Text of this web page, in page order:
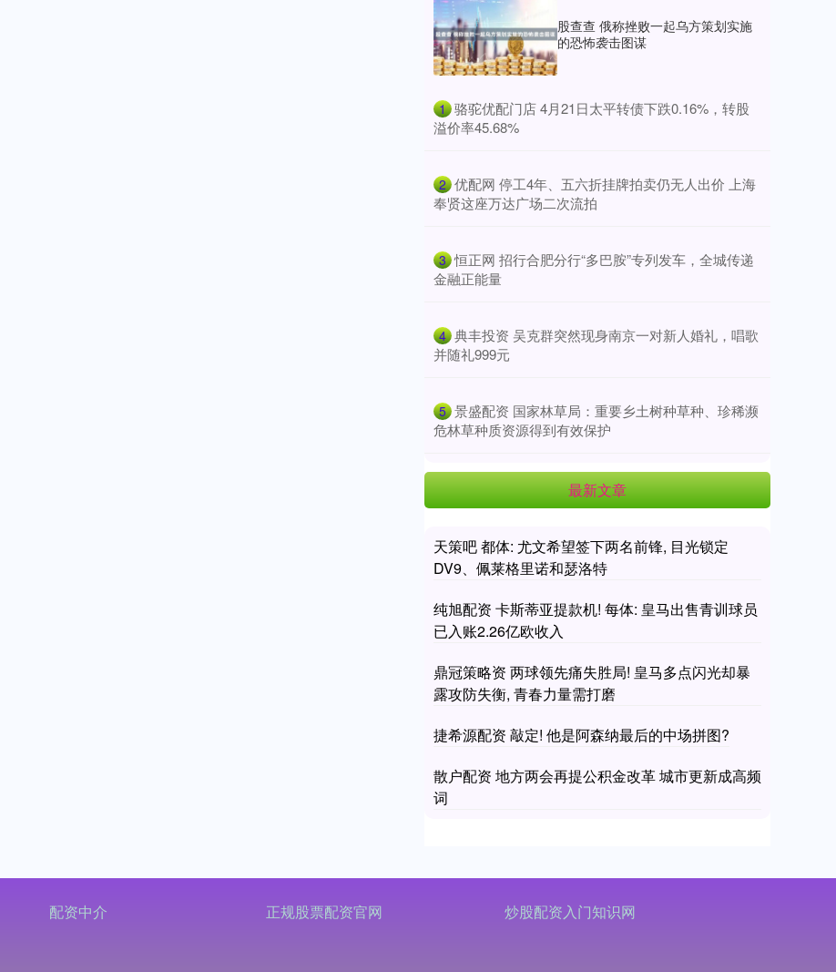
股查查 俄称挫败一起乌方策划实施
的恐怖袭击图谋
1 ​骆驼优配门店 4月21日太平转债下跌0.16%，转股
溢价率45.68%
2 ​优配网 停工4年、五六折挂牌拍卖仍无人出价 上海
奉贤这座万达广场二次流拍
3 ​恒正网 招行合肥分行“多巴胺”专列发车，全城传递
金融正能量
4 ​典丰投资 吴克群突然现身南京一对新人婚礼，唱歌
并随礼999元
5 ​景盛配资 国家林草局：重要乡土树种草种、珍稀濒
危林草种质资源得到有效保护
最新文章
天策吧 都体: 尤文希望签下两名前锋, 目光锁定
DV9、佩莱格里诺和瑟洛特
纯旭配资 卡斯蒂亚提款机! 每体: 皇马出售青训球员
已入账2.26亿欧收入
鼎冠策略资 两球领先痛失胜局! 皇马多点闪光却暴
露攻防失衡, 青春力量需打磨
捷希源配资 敲定! 他是阿森纳最后的中场拼图?
散户配资 地方两会再提公积金改革 城市更新成高频
词
配资中介 正规股票配资官网 炒股配资入门知识网